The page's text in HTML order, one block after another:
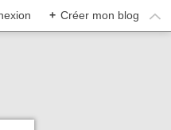
+ Créer mon blog